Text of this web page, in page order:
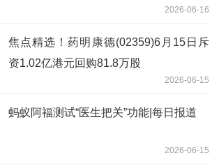
2026-06-16
焦点精选！药明康德(02359)6月15日斥
资1.02亿港元回购81.8万股
2026-06-15
蚂蚁阿福测试“医生把关”功能|每日报道
2026-06-15